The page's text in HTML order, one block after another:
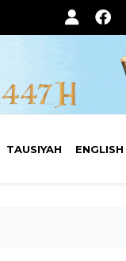
TAUSIYAH ENGLISH